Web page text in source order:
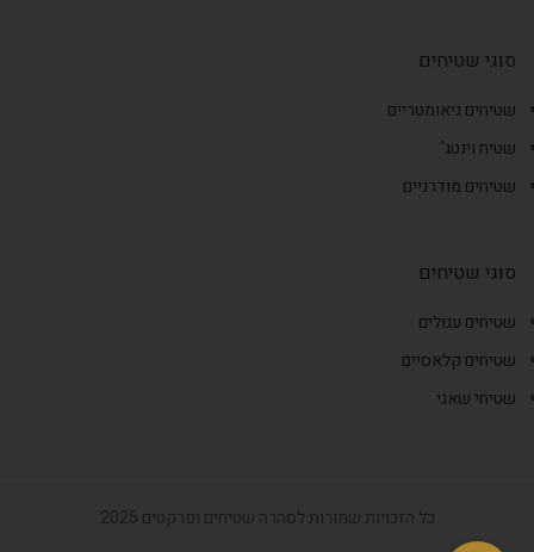
סוגי שטיחים
שטיחים גיאומטריים
שטיח וינטג'
שטיחים מודרניים
סוגי שטיחים
שטיחים עגולים
שטיחים קלאסיים
שטיחי שאגי
כל הזכויות שמורות לסהרה שטיחים ופרקטים 2025